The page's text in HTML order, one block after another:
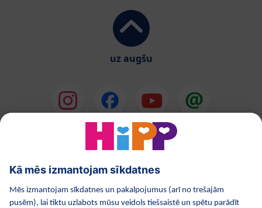
uz augšu
HiPP Mākslīgie piena maisījumi
HiPP Mazuļa ēdināšana
HiPP Kosmētika
HiPP Grūtniecība